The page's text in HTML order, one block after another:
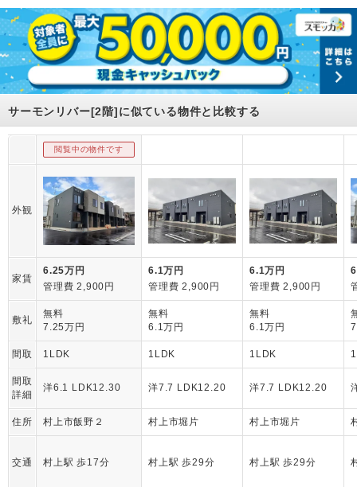
サーモンリバー[2階]に似ている物件と比較する
閲覧中の物件です
外観
家賃
6.25万円
管理費 2,900円
6.1万円
管理費 2,900円
6.1万円
管理費 2,900円
敷礼
無料
7.25万円
無料
6.1万円
無料
6.1万円
間取 1LDK 1LDK 1LDK
間取
詳細
洋6.1 LDK12.30 洋7.7 LDK12.20 洋7.7 LDK12.20
住所 村上市飯野２ 村上市堀片 村上市堀片
交通 村上駅 歩17分 村上駅 歩29分 村上駅 歩29分